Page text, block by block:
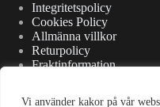
Vi använder kakor på vår
Integritetspolicy
Cookies Policy
Allmänna villkor
Returpolicy
Fraktinformation